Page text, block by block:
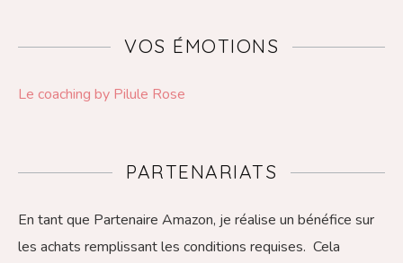
VOS ÉMOTIONS
Le coaching by Pilule Rose
PARTENARIATS
En tant que Partenaire Amazon, je réalise un bénéfice sur
les achats remplissant les conditions requises. Cela